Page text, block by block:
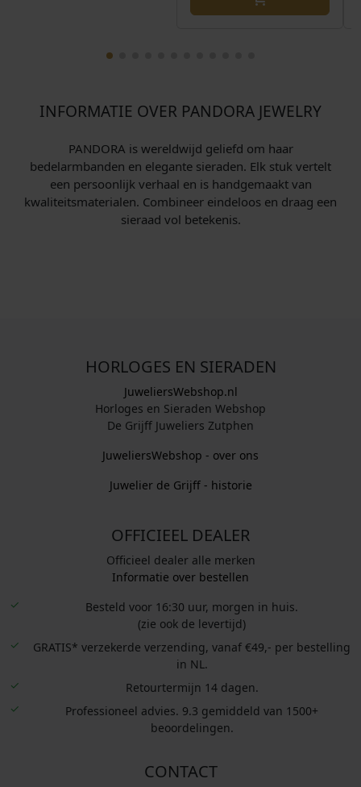
INFORMATIE OVER PANDORA JEWELRY
PANDORA is wereldwijd geliefd om haar
bedelarmbanden en elegante sieraden. Elk stuk vertelt
een persoonlijk verhaal en is handgemaakt van
kwaliteitsmaterialen. Combineer eindeloos en draag een
sieraad vol betekenis.
HORLOGES EN SIERADEN
JuweliersWebshop.nl
Horloges en Sieraden Webshop
De Grijff Juweliers Zutphen
JuweliersWebshop - over ons
Juwelier de Grijff - historie
OFFICIEEL DEALER
Officieel dealer alle merken
Informatie over bestellen
Besteld voor 16:30 uur, morgen in huis.
(zie ook de levertijd)
GRATIS* verzekerde verzending, vanaf €49,- per bestelling
in NL.
Retourtermijn 14 dagen.
Professioneel advies. 9.3 gemiddeld van 1500+
beoordelingen.
CONTACT